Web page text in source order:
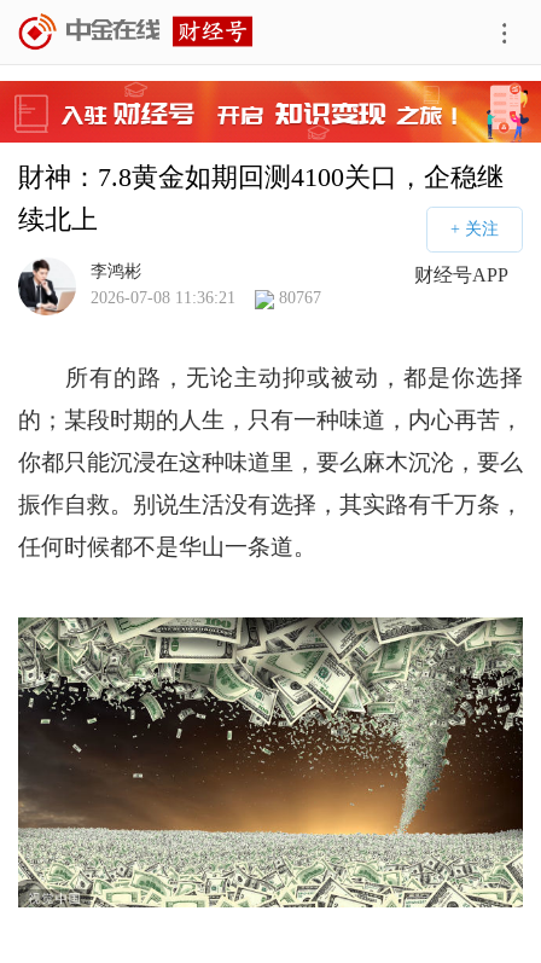
財神：7.8黄金如期回测4100关口，企稳继
续北上
财经号APP
李鸿彬
2026-07-08 11:36:21
80767
所有的路，无论主动抑或被动，都是你选择
的；某段时期的人生，只有一种味道，内心再苦，
你都只能沉浸在这种味道里，要么麻木沉沦，要么
振作自救。别说生活没有选择，其实路有千万条，
任何时候都不是华山一条道。